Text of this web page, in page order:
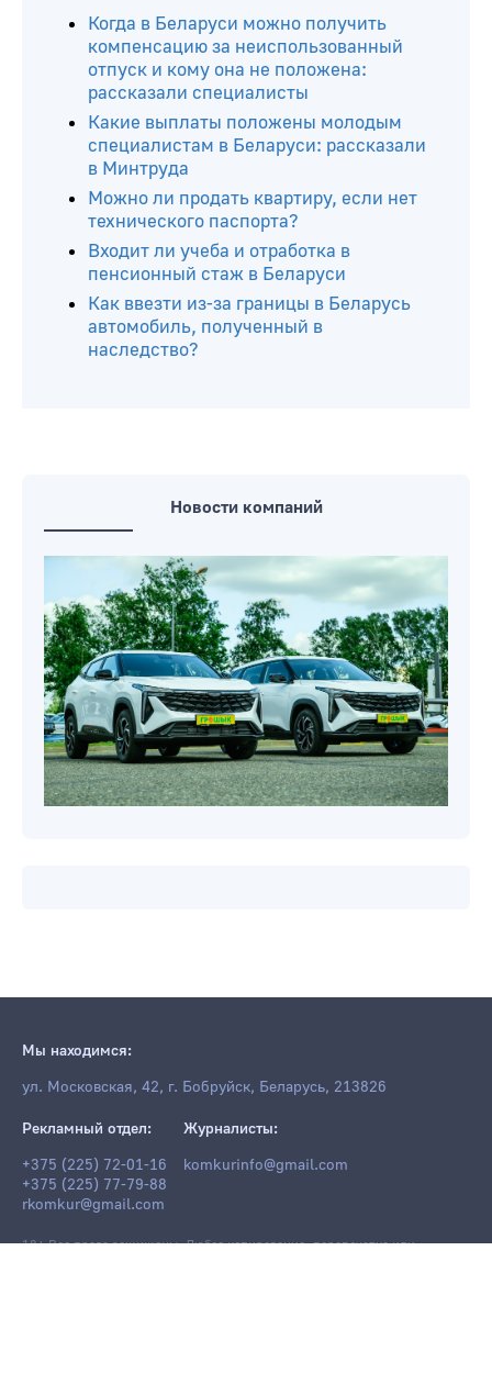
Когда в Беларуси можно получить
компенсацию за неиспользованный
отпуск и кому она не положена:
рассказали специалисты
Какие выплаты положены молодым
специалистам в Беларуси: рассказали
в Минтруда
Можно ли продать квартиру, если нет
технического паспорта?
Входит ли учеба и отработка в
пенсионный стаж в Беларуси
Как ввезти из-за границы в Беларусь
автомобиль, полученный в
наследство?
Новости компаний
Мы находимся:
ул. Московская, 42, г. Бобруйск, Беларусь, 213826
Рекламный отдел:
+375 (225) 72-01-16
+375 (225) 77-79-88
rkomkur@gmail.com
Журналисты:
komkurinfo@gmail.com
18+ Все права защищены. Любое копирование, перепечатка или